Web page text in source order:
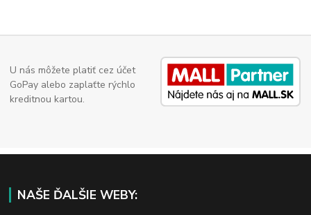
U nás môžete platiť cez účet
GoPay alebo zaplaťte rýchlo
kreditnou kartou.
NAŠE ĎALŠIE WEBY: